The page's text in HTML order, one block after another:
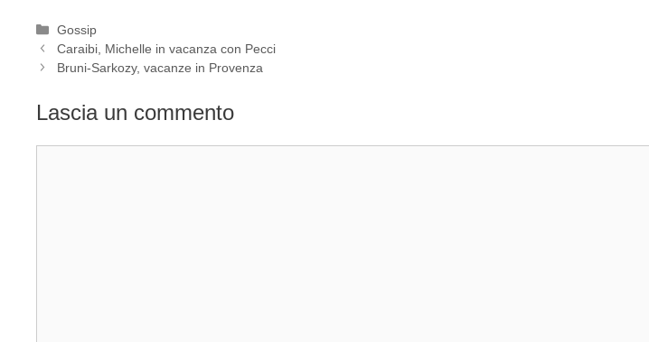
Categorie
Gossip
Caraibi, Michelle in vacanza con Pecci
Bruni-Sarkozy, vacanze in Provenza
Lascia un commento